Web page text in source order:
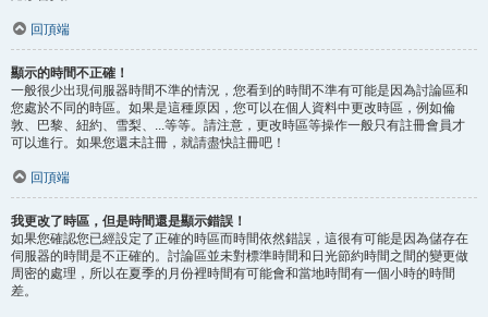
回頂端
顯示的時間不正確！
一般很少出現伺服器時間不準的情況，您看到的時間不準有可能是因為討論區和
您處於不同的時區。如果是這種原因，您可以在個人資料中更改時區，例如倫
敦、巴黎、紐約、雪梨、...等等。請注意，更改時區等操作一般只有註冊會員才
可以進行。如果您還未註冊，就請盡快註冊吧！
回頂端
我更改了時區，但是時間還是顯示錯誤！
如果您確認您已經設定了正確的時區而時間依然錯誤，這很有可能是因為儲存在
伺服器的時間是不正確的。討論區並未對標準時間和日光節約時間之間的變更做
周密的處理，所以在夏季的月份裡時間有可能會和當地時間有一個小時的時間
差。